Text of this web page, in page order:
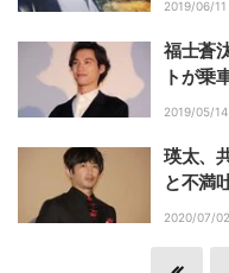
2019/06/11
福士蒼
トが乗
ト」「
2019/05/14
瑛太、
と不満
2020/07/02